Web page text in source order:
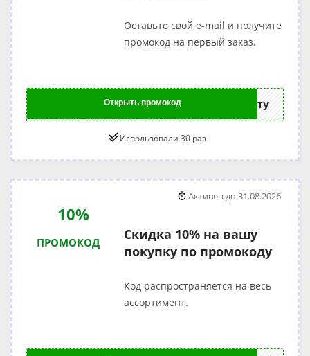
Оставьте свой e-mail и получите
промокод на первый заказ.
Открыть промокод ту
Использовали 30 раз
10%
ПРОМОКОД
Скидка 10% на вашу
покупку по промокоду
Код распространяется на весь
ассортимент.
Активен до 31.08.2026